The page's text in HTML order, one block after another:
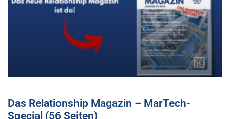
Das Relationship Magazin – MarTech-
Special (56 Seiten)